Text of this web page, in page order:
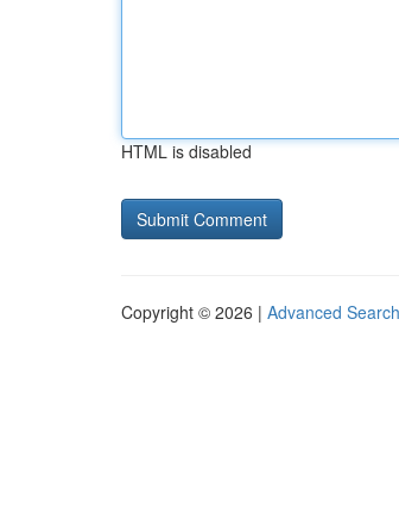
HTML is disabled
Copyright © 2026 | Advanced Search